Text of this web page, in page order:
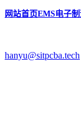
网站首页EMS电子
hanyu@sitpcba.tech